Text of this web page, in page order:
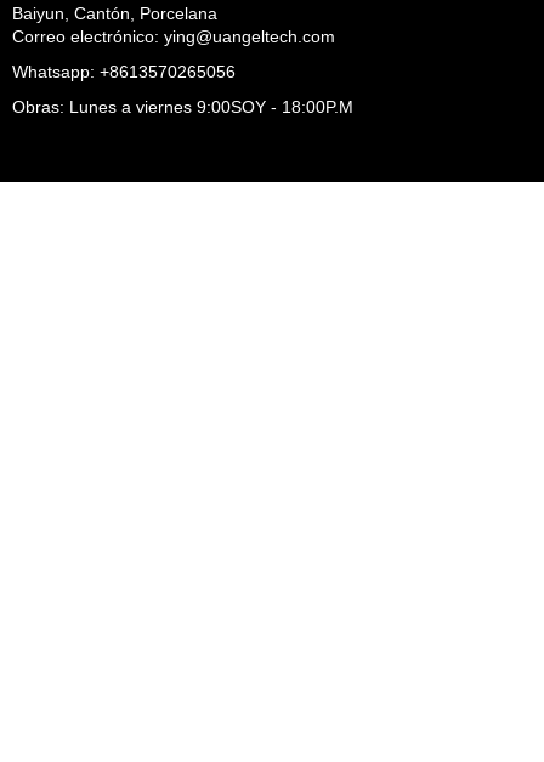
Baiyun, Cantón, Porcelana
Correo electrónico: ying@uangeltech.com
Whatsapp: +8613570265056
Obras: Lunes a viernes 9:00SOY - 18:00P.M